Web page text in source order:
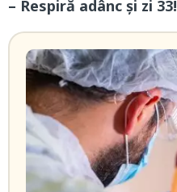
– Respiră adânc și zi 33!